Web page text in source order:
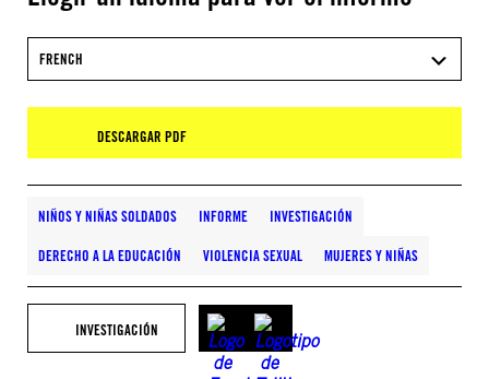
FRENCH
DESCARGAR PDF
NIÑOS Y NIÑAS SOLDADOS INFORME INVESTIGACIÓN
DERECHO A LA EDUCACIÓN VIOLENCIA SEXUAL MUJERES Y NIÑAS
INVESTIGACIÓN